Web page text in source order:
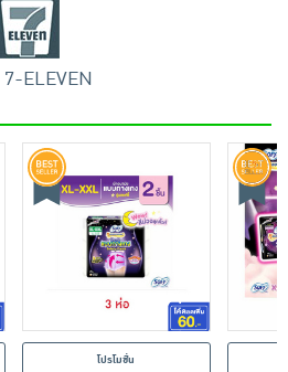
ELEVEN
โปรโมชั่น